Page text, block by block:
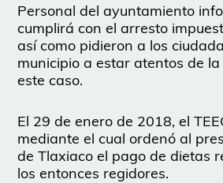
Personal del ayuntamiento
cumplirá con el arresto
así como pidieron a los
municipio a estar atentos de
este caso.
El 29 de enero de 2018, el
mediante el cual ordenó al
de Tlaxiaco el pago de dietas
los entonces regidores.